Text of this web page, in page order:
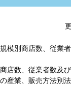
模別商店数、従業
店数、従業者数及
産業、販売方法別